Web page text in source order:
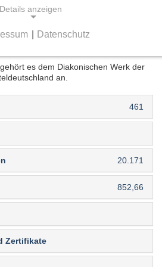
vielen weiteren Berufen aus.
ist Akademisches
es dem Diakonischen Werk der
an.
461
20.171
852,66
Zertifikate
Details anzeigen
ermöglichen grundlegende
für die einwandfreie Funktion
Cookie
Datenschutz